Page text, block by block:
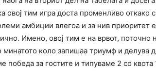
тим игра доста променливо откако
амбиции влегоа и за нив приоритет е
Имено, овој тим е на врвот, поточно
минатото коло запишаа триумф и делува
за гостите и типуваме 2 со квота